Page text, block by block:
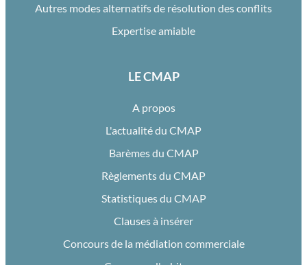
Autres modes alternatifs de résolution des conflits
Expertise amiable
LE CMAP
A propos
L'actualité du CMAP
Barèmes du CMAP
Règlements du CMAP
Statistiques du CMAP
Clauses à insérer
Concours de la médiation commerciale